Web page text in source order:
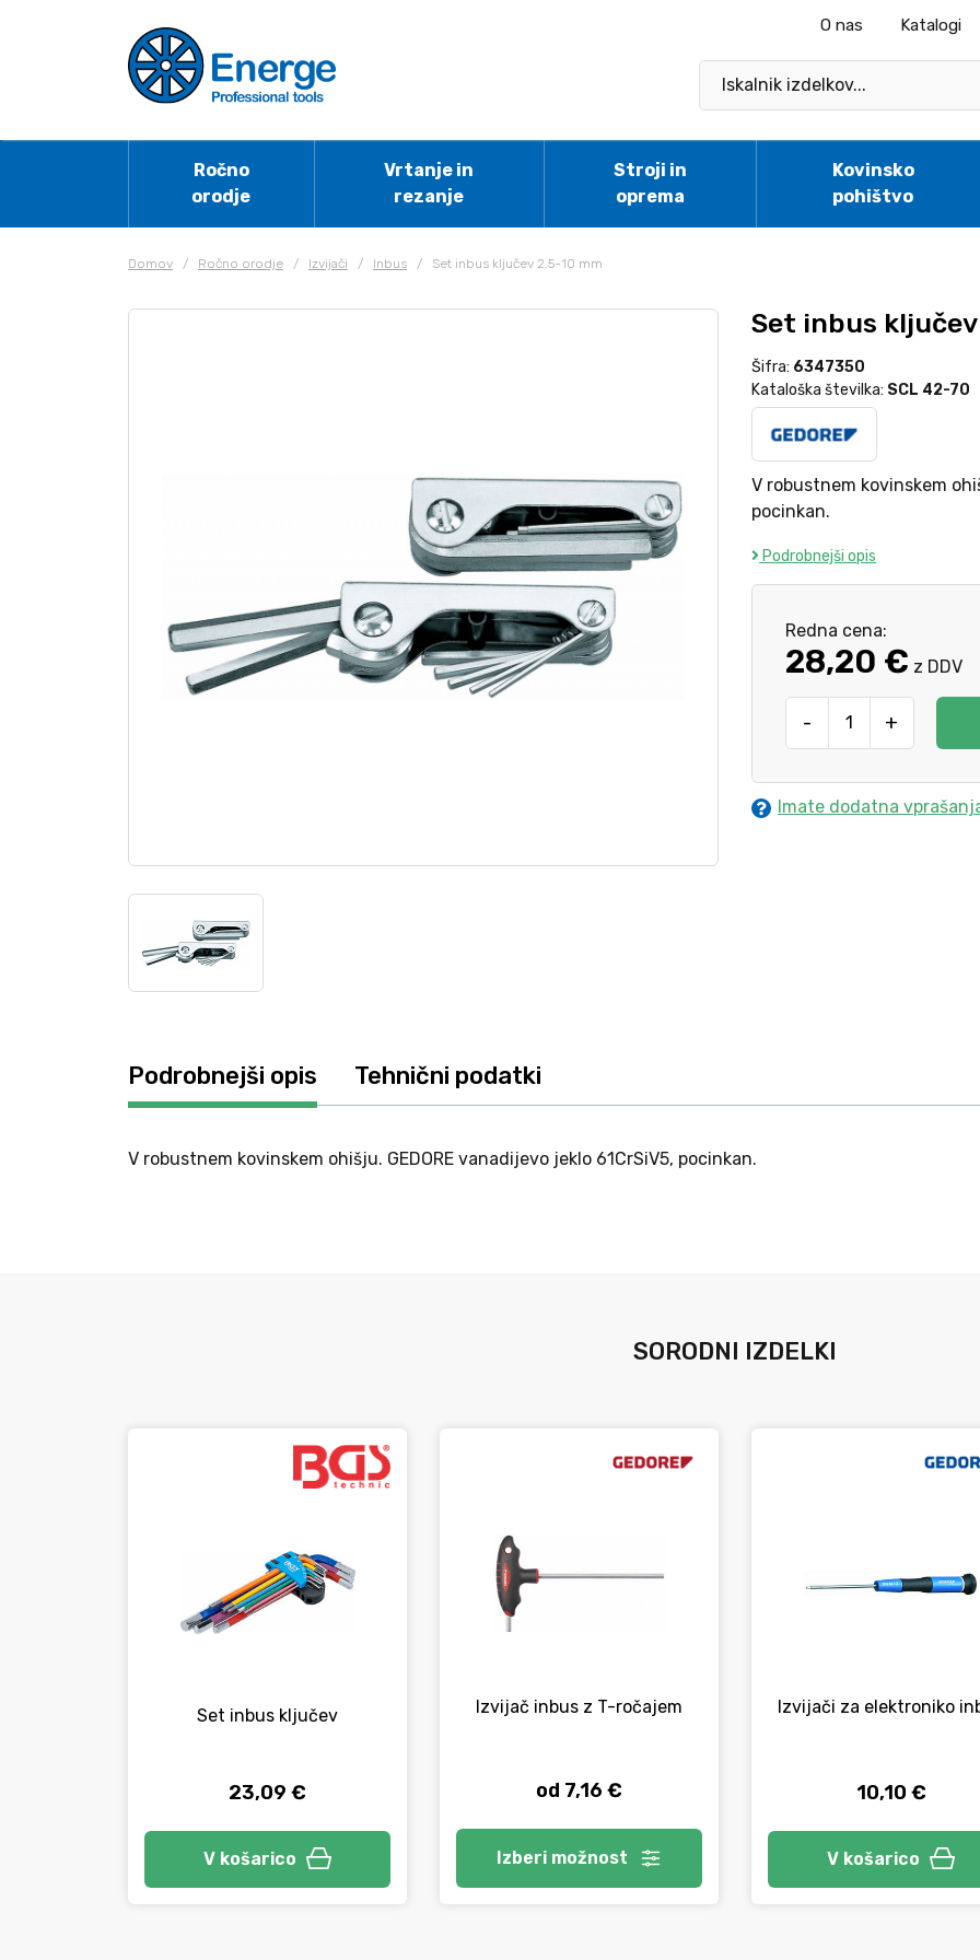
O nas Katalogi
Ročno
orodje
Vrtanje in
rezanje
Stroji in
oprema
Kovinsko
pohištvo
Domov / Ročno orodje / Izvijači / Inbus / Set inbus ključev 2.5-10 mm
Set inbus
Šifra: 6347350
Kataloška številka: SCL 42-70
V robustnem kovinskem
pocinkan.
Podrobnejši opis
Redna cena:
28,20 € z DDV
- +
Imate dodatna
Podrobnejši opis Tehnični podatki
V robustnem kovinskem ohišju. GEDORE vanadijevo jeklo 61CrSiV5, pocinkan.
SORODNI IZDELKI
Set inbus ključev
23,09 €
V košarico
Izvijač inbus z T-ročajem
od 7,16 €
Izberi možnost
Izvijači za elektroniko
10,10 €
V košarico